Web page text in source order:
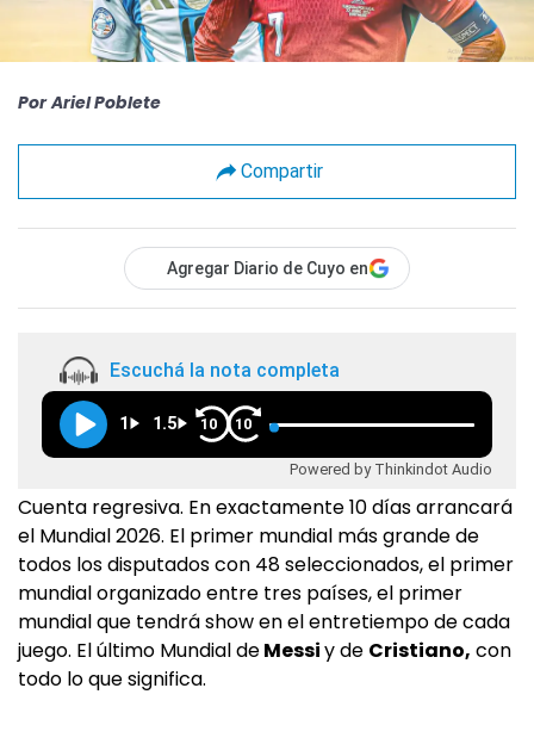
Por Ariel Poblete
Compartir
Agregar Diario de Cuyo en
Escuchá la nota completa
1 1.5 10 10
Powered by Thinkindot Audio
Cuenta regresiva. En exactamente 10 días arrancará
el Mundial 2026. El primer mundial más grande de
todos los disputados con 48 seleccionados, el primer
mundial organizado entre tres países, el primer
mundial que tendrá show en el entretiempo de cada
juego. El último Mundial deMessiy de Cristiano, con
todo lo que significa.